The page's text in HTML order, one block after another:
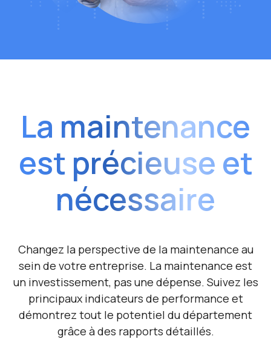
La maintenance
est précieuse et
nécessaire
Changez la perspective de la maintenance au
sein de votre entreprise. La maintenance est
un investissement, pas une dépense. Suivez les
principaux indicateurs de performance et
démontrez tout le potentiel du département
grâce à des rapports détaillés.